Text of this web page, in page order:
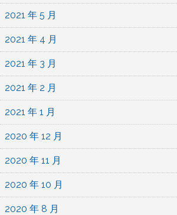
2021 年 5 月
2021 年 4 月
2021 年 3 月
2021 年 2 月
2021 年 1 月
2020 年 12 月
2020 年 11 月
2020 年 10 月
2020 年 8 月